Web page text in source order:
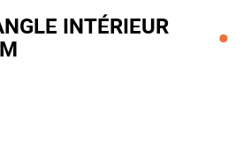
INTÉRIEUR